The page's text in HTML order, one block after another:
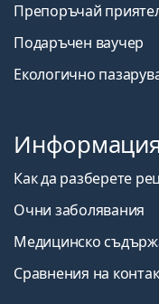
Препоръчай
Подаръчен ваучер
Екологично
Как да разберете
Очни заболявания
Медицинско
Сравнения на